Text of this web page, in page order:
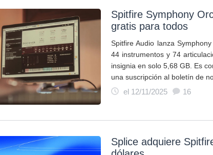
Spitfire Symphony
gratis para todos
Spitfire Audio lanza
44 instrumentos y 74
insignia en solo 5,68 GB. Es
una suscripción al boletín de
el 12/11/2025
16
Splice adquiere